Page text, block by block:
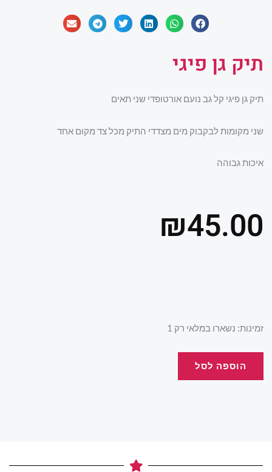
תיק גן פיגי
תיק גן פיגי קל גב נועם אורטופדי שני תאים
שני מקומות לבקבוק מים מצדדי התיק מכל צד מקום אחד
איכות גבוהה
₪45.00
זמינות: נשארו במלאי רק 1
כמות
הוספה לסל